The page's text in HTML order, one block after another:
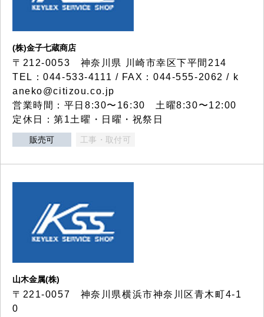
(株)金子七蔵商店
〒212-0053 神奈川県 川崎市幸区下平間214
TEL：044-533-4111 / FAX：044-555-2062 / k
aneko@citizou.co.jp
営業時間：平日8:30〜16:30 土曜8:30〜12:00
定休日：第1土曜・日曜・祝祭日
販売可 工事・取付可
山木金属(株)
〒221-0057 神奈川県横浜市神奈川区青木町4-1
0